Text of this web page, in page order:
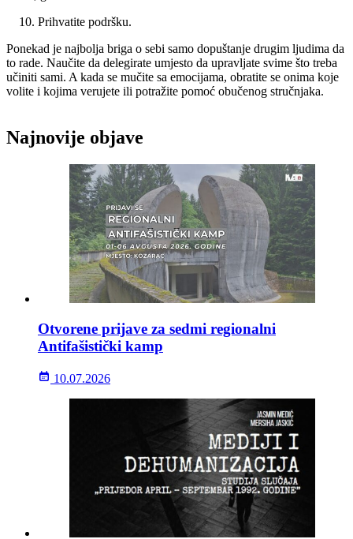
Prihvatite podršku.
Ponekad je najbolja briga o sebi samo dopuštanje drugim ljudima da
to rade. Naučite da delegirate umjesto da upravljate svime što treba
učiniti sami. A kada se mučite sa emocijama, obratite se onima koje
volite i kojima verujete ili potražite pomoć obučenog stručnjaka.
Najnovije objave
Otvorene prijave za sedmi regionalni
Antifašistički kamp
10.07.2026